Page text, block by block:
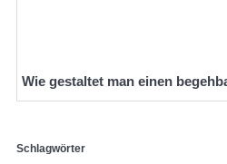
Wie gestaltet man einen
Schlagwörter